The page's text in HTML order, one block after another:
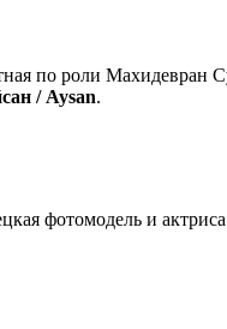
по роли
/ Aysan.
фотомодель и